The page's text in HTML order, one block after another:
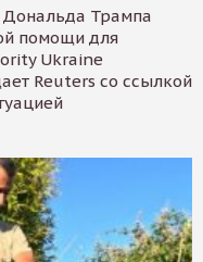
Трампа
помощи для
Ukraine
Reuters со ссылкой